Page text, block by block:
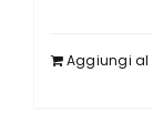
Aggiungi al